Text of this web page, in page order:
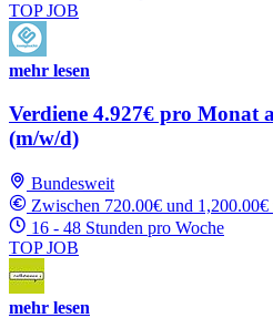
TOP JOB
mehr lesen
Verdiene 4.927€ pro Monat
(m/w/d)
Bundesweit
Zwischen 720.00€ und 1,200.00€
16 - 48 Stunden pro Woche
TOP JOB
mehr lesen